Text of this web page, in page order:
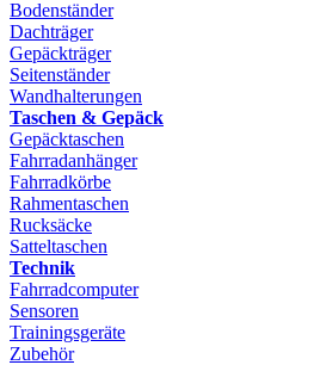
Bodenständer
Dachträger
Gepäckträger
Seitenständer
Wandhalterungen
Taschen & Gepäck
Gepäcktaschen
Fahrradanhänger
Fahrradkörbe
Rahmentaschen
Rucksäcke
Satteltaschen
Technik
Fahrradcomputer
Sensoren
Trainingsgeräte
Zubehör